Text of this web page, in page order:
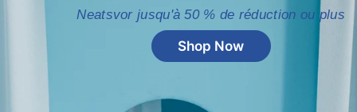
Neatsvor jusqu'à 50 % de réduction ou plus
Shop Now